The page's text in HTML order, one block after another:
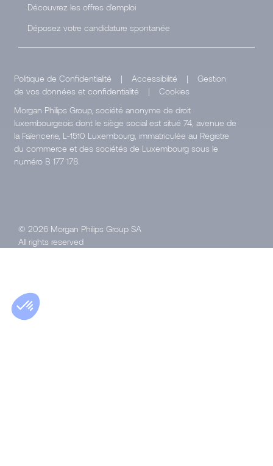
Découvrez les offres d'emploi
Déposez votre candidature spontanée
Politique de Confidentialité | Accessibilité |
Gestion
de vos données et confidentialité
|
Cookies
Morgan Philips Group, société anonyme de droit
luxembourgeois dont le siège social est situé 74, avenue de
la Faïencerie, L-1510 Luxembourg, immatriculée au Registre
du commerce et des sociétés de Luxembourg sous le
numéro B 177 178.
© 2026 Morgan Philips Group SA
All rights reserved